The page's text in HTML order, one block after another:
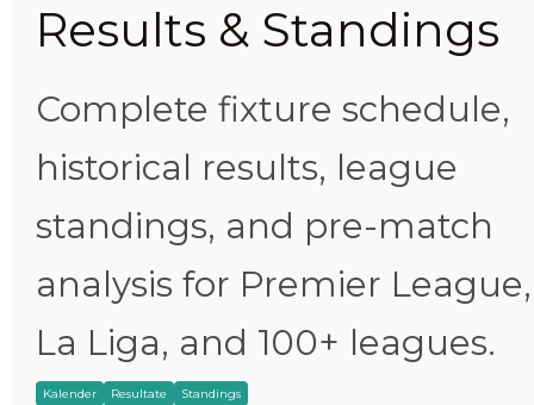
Results & Standings
Complete fixture schedule,
historical results, league
standings, and pre-match
analysis for Premier League,
La Liga, and 100+ leagues.
Kalender Resultate Standings